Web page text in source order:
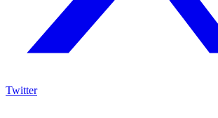
Twitter